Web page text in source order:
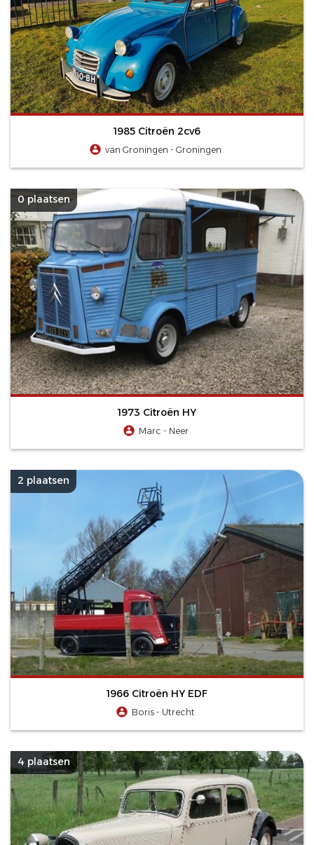
1985 Citroën 2cv6
van Groningen - Groningen
0 plaatsen
1973 Citroën HY
Marc - Neer
2 plaatsen
1966 Citroën HY EDF
Boris - Utrecht
4 plaatsen